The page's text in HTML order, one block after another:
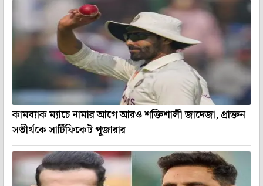
কামব্যাক ম্যাচে নামার আগে আরও শক্তিশালী জাদেজা, প্রাক্তন
সতীর্থকে সার্টিফিকেট পূজারার